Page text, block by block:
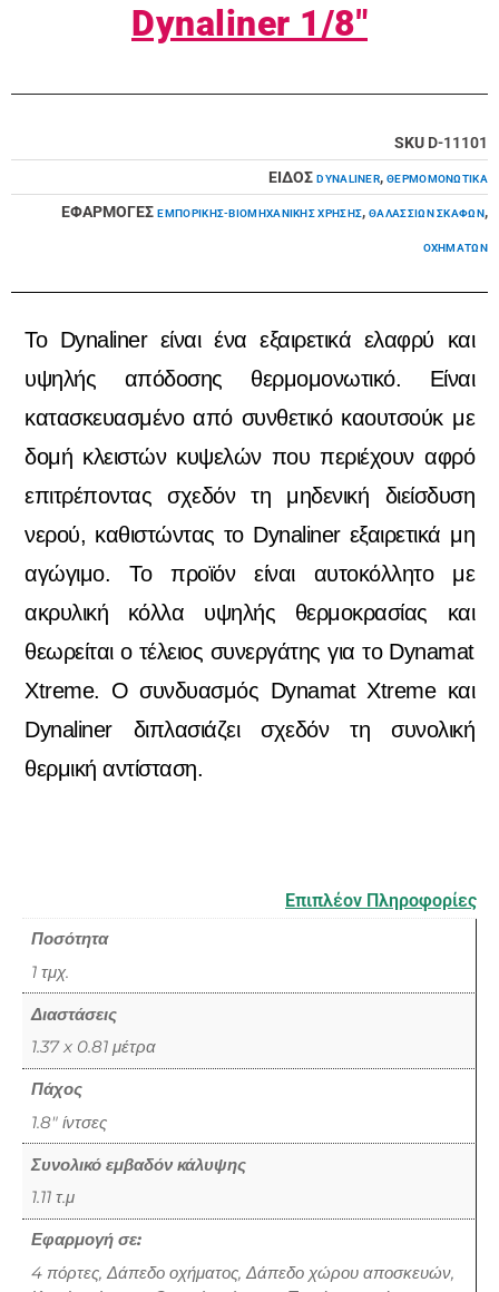
Dynaliner 1/8″
SKU D-11101
ΕΙΔΟΣ DYNALINER,ΘΕΡΜΟΜΟΝΩΤΙΚΆ
ΕΦΑΡΜΟΓΕΣ ΕΜΠΟΡΙΚΉΣ-ΒΙΟΜΗΧΑΝΙΚΉΣ ΧΡΉΣΗΣ,ΘΑΛΑΣΣΊΩΝ ΣΚΑΦΏΝ,
ΟΧΗΜΆΤΩΝ
Το Dynaliner είναι ένα εξαιρετικά ελαφρύ και
υψηλής απόδοσης θερμομονωτικό. Είναι
κατασκευασμένο από συνθετικό καουτσούκ με
δομή κλειστών κυψελών που περιέχουν αφρό
επιτρέποντας σχεδόν τη μηδενική διείσδυση
νερού, καθιστώντας το Dynaliner εξαιρετικά μη
αγώγιμο. Το προϊόν είναι αυτοκόλλητο με
ακρυλική κόλλα υψηλής θερμοκρασίας και
θεωρείται ο τέλειος συνεργάτης για το Dynamat
Xtreme. Ο συνδυασμός Dynamat Xtreme και
Dynaliner διπλασιάζει σχεδόν τη συνολική
θερμική αντίσταση.
Επιπλέον Πληροφορίες
Ποσότητα
1 τμχ.
Διαστάσεις
1.37 x 0.81 μέτρα
Πάχος
1.8" ίντσες
Συνολικό εμβαδόν κάλυψης
1.11 τ.μ
Εφαρμογή σε:
4 πόρτες, Δάπεδο οχήματος, Δάπεδο χώρου αποσκευών,